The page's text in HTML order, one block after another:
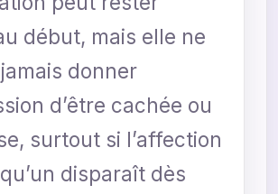
début, mais elle ne
donner
d’être cachée ou
surtout si l’affection
disparaît dès